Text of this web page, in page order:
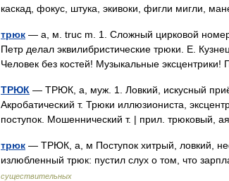
каскад, фокус, штука, экивоки, фигли мигли,
трюк — а, м. truc m. 1. Сложный цирковой
Петр делал эквилибристические трюки. Е.
Человек без костей! Музыкальные
ТРЮК — ТРЮК, а, муж. 1. Ловкий, искусный
Акробатический т. Трюки иллюзиониста,
поступок. Мошеннический т. | прил. трюковый,
трюк — ТРЮК, а, м Поступок хитрый, ловкий,
излюбленный трюк: пустил слух о том, что
существительных